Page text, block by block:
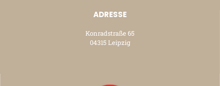
ADRESSE
Konradstraße 65
04315 Leipzig